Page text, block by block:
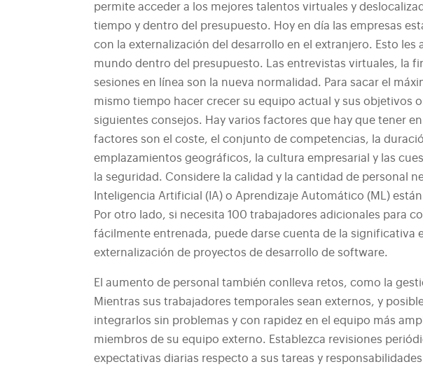
permite acceder a los mejores talentos virtuales y
tiempo y dentro del presupuesto. Hoy en día las empresas
con la externalización del desarrollo en el extranjero. Esto les
mundo dentro del presupuesto. Las entrevistas virtuales, la
sesiones en línea son la nueva normalidad. Para sacarel
mismo tiempo hacer crecer su equipo actual y sus objetivos
siguientes consejos. Hay varios factores que hay que tener
factores son el coste, el conjunto de competencias, la
emplazamientos geográficos, la cultura empresarial y las
la seguridad. Considere la calidad y la cantidad de personal
Inteligencia Artificial (IA) o Aprendizaje Automático (ML)
Por otro lado, si necesita 100 trabajadores adicionales para
fácilmente entrenada, puede darse cuenta de la significativa
externalización de proyectos de desarrollo de software.
El aumento de personal también conlleva retos, como la
Mientras sus trabajadores temporales sean externos, y
integrarlos sin problemas y con rapidez en el equipo más
miembros de su equipo externo. Establezca revisiones
expectativas diarias respecto a sus tareas y